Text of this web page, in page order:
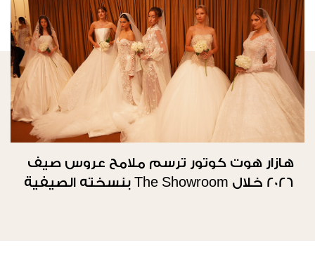
هازار هوت كوتور ترسم ملامح عروس صيف
2026 خلال The Showroom بنسخته الصيفية